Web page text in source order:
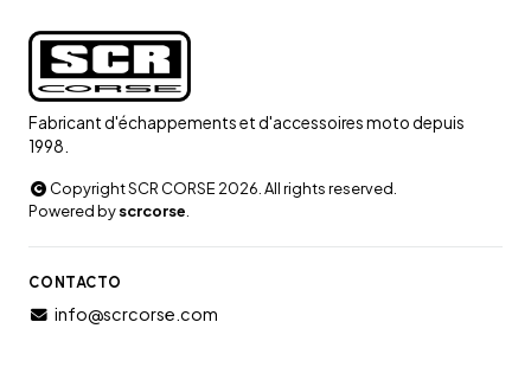
Fabricant d'échappements et d'accessoires moto depuis
1998.
Copyright SCR CORSE 2026. All rights reserved.
Powered byscrcorse
CONTACTO
info@scrcorse.com